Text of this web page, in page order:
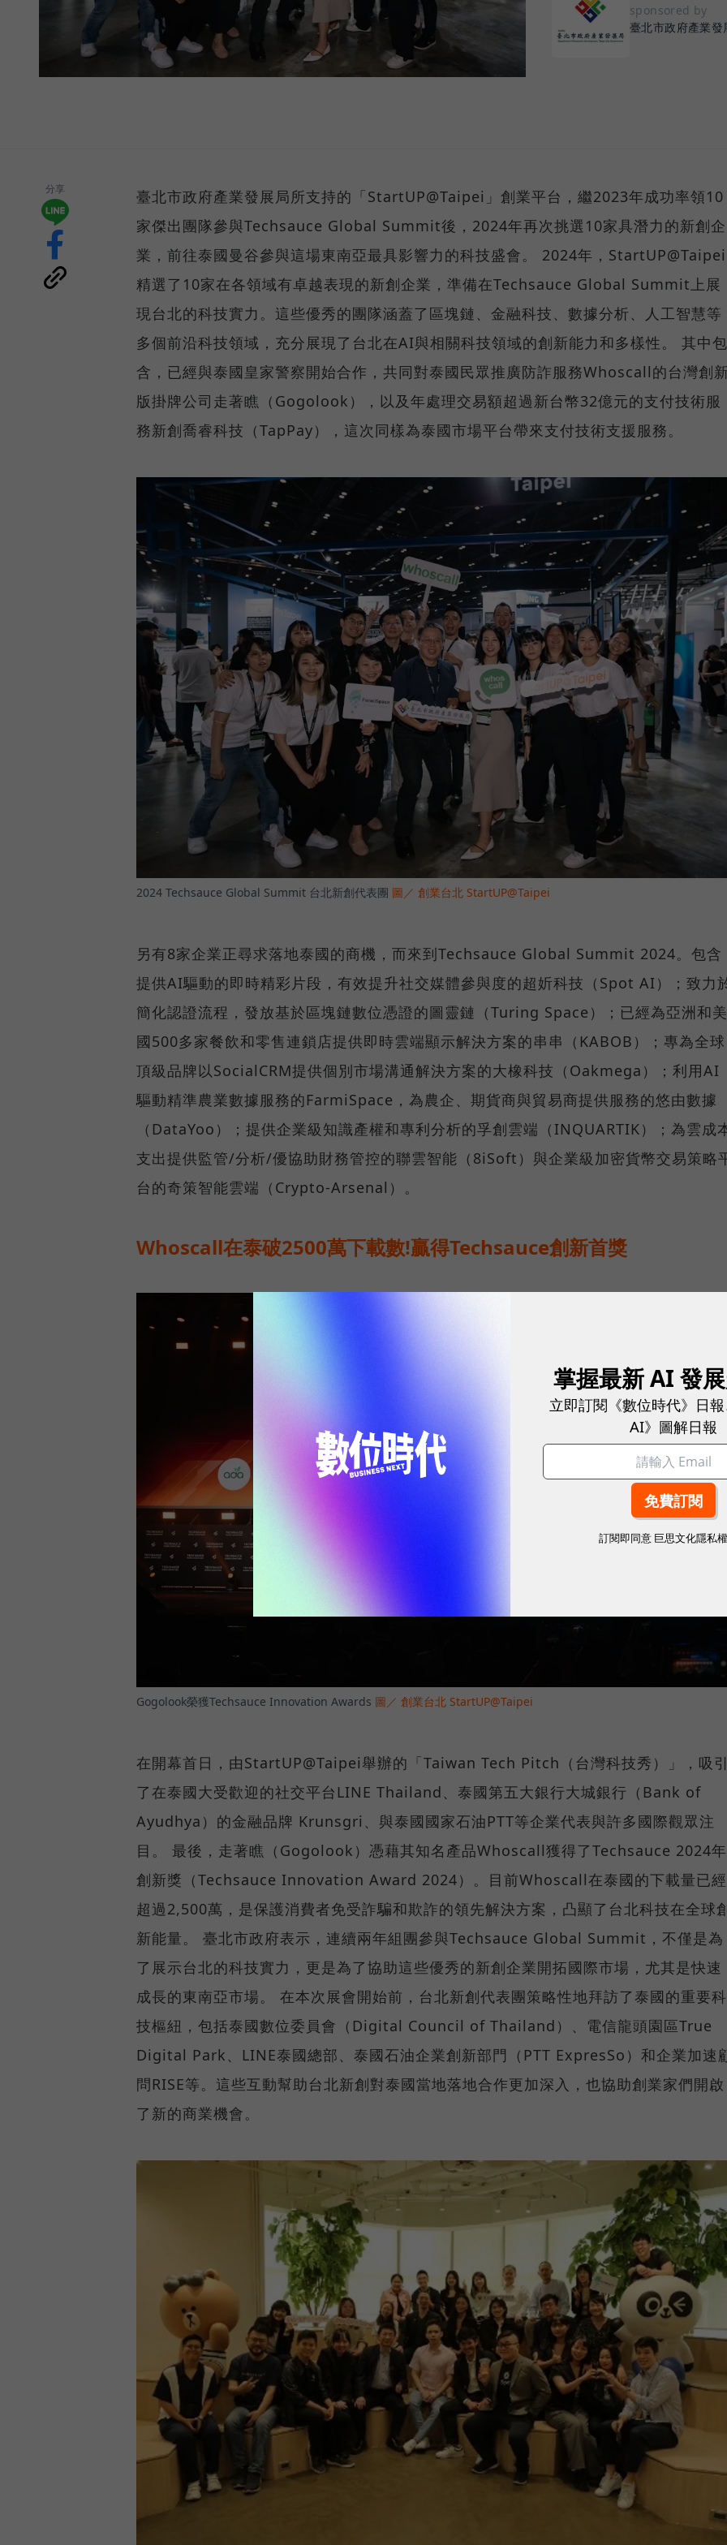
sponsored by
臺北市政府產業發
分享
臺北市政府產業發展局所支持的「StartUP@Taipei」創業平台，繼2023年成功率領10
家傑出團隊參與Techsauce Global Summit後，2024年再次挑選10家具潛力的新創企
業，前往泰國曼谷參與這場東南亞最具影響力的科技盛會。 2024年，StartUP@Taipei
精選了10家在各領域有卓越表現的新創企業，準備在Techsauce Global Summit上展
現台北的科技實力。這些優秀的團隊涵蓋了區塊鏈、金融科技、數據分析、人工智慧等
多個前沿科技領域，充分展現了台北在AI與相關科技領域的創新能力和多樣性。 其中包
含，已經與泰國皇家警察開始合作，共同對泰國民眾推廣防詐服務Whoscall的台灣創
版掛牌公司走著瞧（Gogolook），以及年處理交易額超過新台幣32億元的支付技術服
務新創喬睿科技（TapPay），這次同樣為泰國市場平台帶來支付技術支援服務。
2024 Techsauce Global Summit 台北新創代表團 圖／ 創業台北 StartUP@Taipei
另有8家企業正尋求落地泰國的商機，而來到Techsauce Global Summit 2024。包含
提供AI驅動的即時精彩片段，有效提升社交媒體參與度的超妡科技（Spot AI）；致力
簡化認證流程，發放基於區塊鏈數位憑證的圖靈鏈（Turing Space）；已經為亞洲和美
國500多家餐飲和零售連鎖店提供即時雲端顯示解決方案的串串（KABOB）；專為全球
頂級品牌以SocialCRM提供個別市場溝通解決方案的大橡科技（Oakmega）；利用AI
驅動精準農業數據服務的FarmiSpace，為農企、期貨商與貿易商提供服務的悠由數據
（DataYoo）；提供企業級知識產權和專利分析的孚創雲端（INQUARTIK）；為雲成
支出提供監管/分析/優協助財務管控的聯雲智能（8iSoft）與企業級加密貨幣交易策略
台的奇策智能雲端（Crypto-Arsenal）。
Whoscall在泰破2500萬下載數!贏得Techsauce創新首獎
Gogolook榮獲Techsauce Innovation Awards 圖／ 創業台北 StartUP@Taipei
在開幕首日，由StartUP@Taipei舉辦的「Taiwan Tech Pitch（台灣科技秀）」，吸
了在泰國大受歡迎的社交平台LINE Thailand、泰國第五大銀行大城銀行（Bank of
Ayudhya）的金融品牌 Krunsgri、與泰國國家石油PTT等企業代表與許多國際觀眾注
目。 最後，走著瞧（Gogolook）憑藉其知名產品Whoscall獲得了Techsauce 2024年
創新獎（Techsauce Innovation Award 2024）。目前Whoscall在泰國的下載量已經
超過2,500萬，是保護消費者免受詐騙和欺詐的領先解決方案，凸顯了台北科技在全球
新能量。 臺北市政府表示，連續兩年組團參與Techsauce Global Summit，不僅是為
了展示台北的科技實力，更是為了協助這些優秀的新創企業開拓國際市場，尤其是快速
成長的東南亞市場。 在本次展會開始前，台北新創代表團策略性地拜訪了泰國的重要科
技樞紐，包括泰國數位委員會（Digital Council of Thailand）、電信龍頭園區True
Digital Park、LINE泰國總部、泰國石油企業創新部門（PTT ExpresSo）和企業加速
問RISE等。這些互動幫助台北新創對泰國當地落地合作更加深入，也協助創業家們開啟
了新的商業機會。
掌握最新 AI 發
立即訂閱《數位時代》日
AI》圖解日報
訂閱即同意 巨思文化隱私